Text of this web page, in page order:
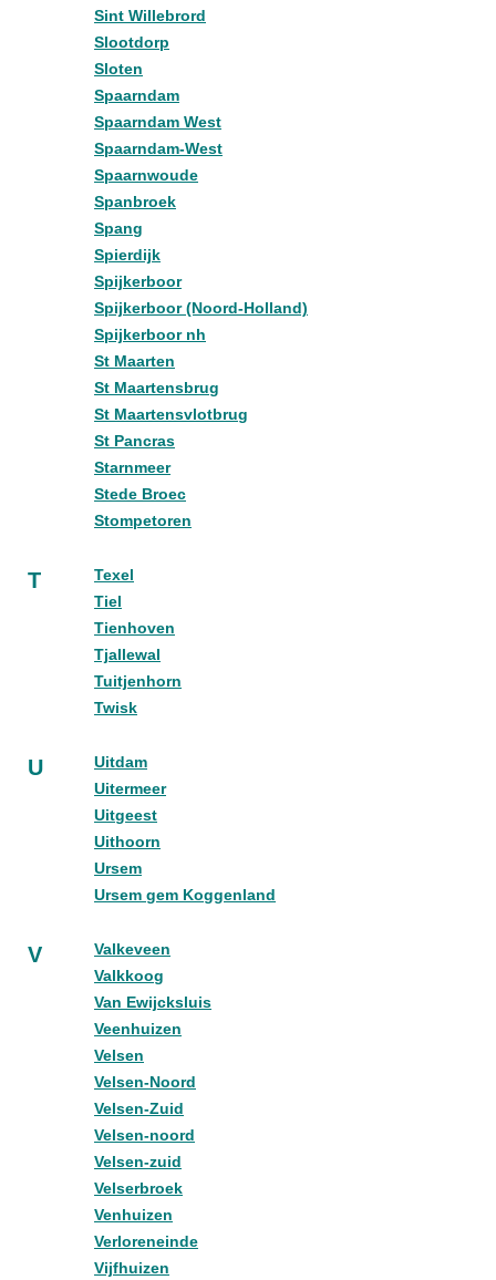
Sint Willebrord
Slootdorp
Sloten
Spaarndam
Spaarndam West
Spaarndam-West
Spaarnwoude
Spanbroek
Spang
Spierdijk
Spijkerboor
Spijkerboor (Noord-Holland)
Spijkerboor nh
St Maarten
St Maartensbrug
St Maartensvlotbrug
St Pancras
Starnmeer
Stede Broec
Stompetoren
T
Texel
Tiel
Tienhoven
Tjallewal
Tuitjenhorn
Twisk
U
Uitdam
Uitermeer
Uitgeest
Uithoorn
Ursem
Ursem gem Koggenland
V
Valkeveen
Valkkoog
Van Ewijcksluis
Veenhuizen
Velsen
Velsen-Noord
Velsen-Zuid
Velsen-noord
Velsen-zuid
Velserbroek
Venhuizen
Verloreneinde
Vijfhuizen